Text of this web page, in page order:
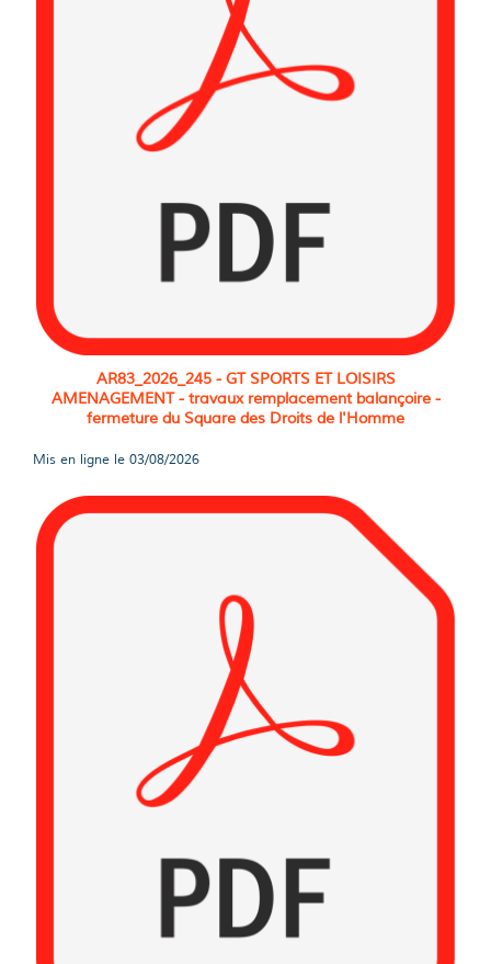
AR83_2026_245 - GT SPORTS ET LOISIRS
AMENAGEMENT - travaux remplacement balançoire -
fermeture du Square des Droits de l'Homme
Mis en ligne le 03/08/2026